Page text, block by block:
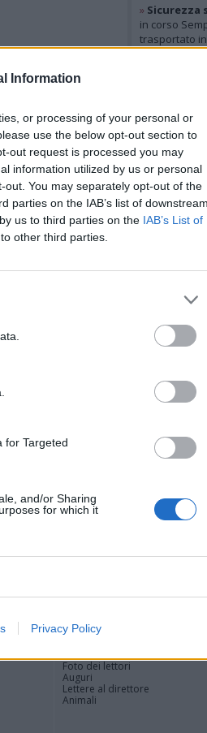
Information
or processing of your personal or
use the below opt-out section to
out request is processed you may
information utilized by us or personal
You may separately opt-out of the
parties on the IAB’s list of downstream
us to third parties on the IAB’s List of
other third parties.
for Targeted
and/or Sharing
for which it
Privacy Policy
» Sicurezza
in corso
trasportato
Gallerie
Gli
Teresa
Clementina
Anthony Napoli
Anthony Napoli
Gianfranco
Luigi Codini
Riccardo Basile
ROSA
MAURO
Maria Pia
Foto dei lettori
Auguri
Lettere al direttore
Animali